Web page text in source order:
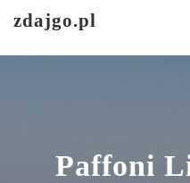
zdajgo.pl
Paffoni